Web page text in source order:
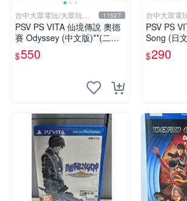
台中大眾電玩/大眾玩具
店
11527
PSV PS VITA 仙境傳說 奧德
賽 Odyssey (中文版)**(二手
商品)【台中大眾電玩】
$550
台中大眾電
店
PSV PS
Song (日
品)【台中
$290